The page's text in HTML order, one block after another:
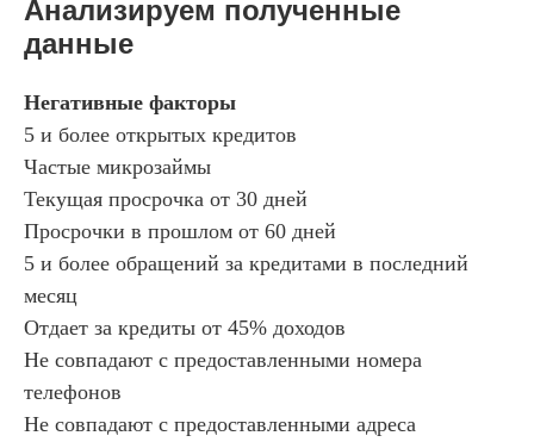
Анализируем полученные
данные
Негативные факторы
5 и более открытых кредитов
Частые микрозаймы
Текущая просрочка от 30 дней
Просрочки в прошлом от 60 дней
5 и более обращений за кредитами в последний
месяц
Отдает за кредиты от 45% доходов
Не совпадают с предоставленными номера
телефонов
Не совпадают с предоставленными адреса